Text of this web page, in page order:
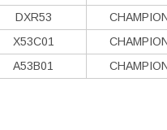
DXR53
X53C01
A53B01